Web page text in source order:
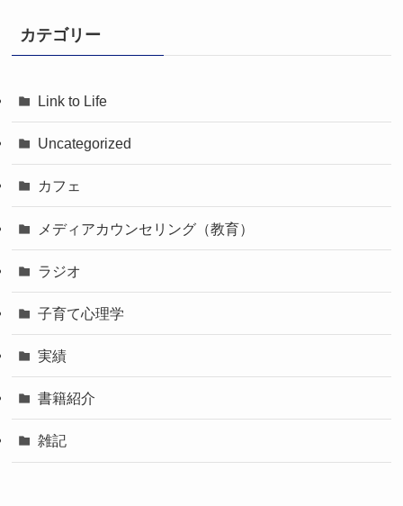
カテゴリー
Link to Life
Uncategorized
カフェ
メディアカウンセリング（教育）
ラジオ
子育て心理学
実績
書籍紹介
雑記